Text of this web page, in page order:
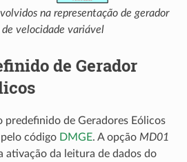
na representação de gerador
de velocidade variável
de Gerador
predefinido de Geradores Eólicos
código DMGE. A opção MD01
ativação da leitura de dados do